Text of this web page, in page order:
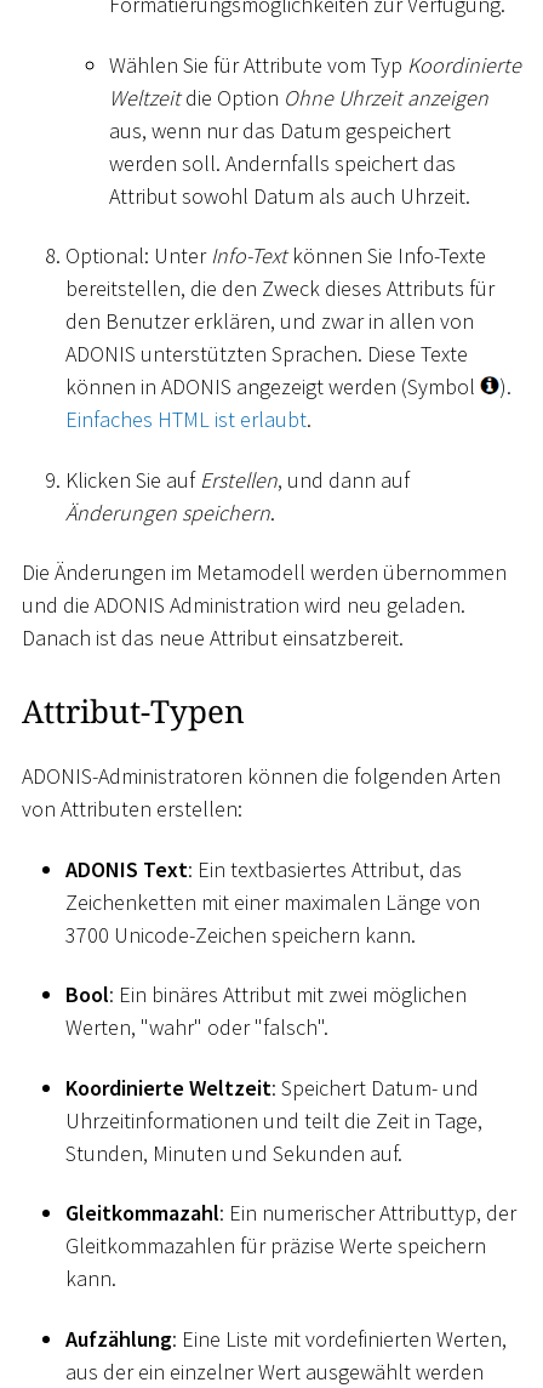
Wählen Sie für Attribute vom Typ Koordinierte
Weltzeitdie Option Ohne Uhrzeit anzeigen
aus, wenn nur das Datum gespeichert
werden soll. Andernfalls speichert das
Attribut sowohl Datum als auch Uhrzeit.
Optional: UnterInfo-Textkönnen Sie Info-Texte
bereitstellen, die den Zweck dieses Attributs für
den Benutzer erklären, und zwar in allen von
ADONIS unterstützten Sprachen. Diese Texte
können in ADONIS angezeigt werden (Symbol
).
Einfaches HTML ist erlaubt.
Klicken Sie aufErstellen, und dann auf
Änderungen speichern.
Die Änderungen im Metamodell werden übernommen
und die ADONIS Administration wird neu geladen.
Danach ist das neue Attribut einsatzbereit.
Attribut-Typen
ADONIS-Administratoren können die folgenden Arten
von Attributen erstellen:
ADONIS Text: Ein textbasiertes Attribut, das
Zeichenketten mit einer maximalen Länge von
3700 Unicode-Zeichen speichern kann.
Bool: Ein binäres Attribut mit zwei möglichen
Werten, "wahr" oder "falsch".
Koordinierte Weltzeit: Speichert Datum- und
Uhrzeitinformationen und teilt die Zeit in Tage,
Stunden, Minuten und Sekunden auf.
Gleitkommazahl: Ein numerischer Attributtyp, der
Gleitkommazahlen für präzise Werte speichern
kann.
Aufzählung: Eine Liste mit vordefinierten Werten,
aus der ein einzelner Wert ausgewählt werden